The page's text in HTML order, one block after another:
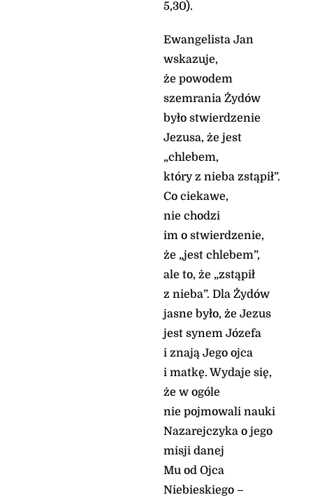
5,30).
Ewangelista Jan
wskazuje,
że powodem
szemrania Żydów
było stwierdzenie
Jezusa, że jest
„chlebem,
który z nieba zstąpił”.
Co ciekawe,
nie chodzi
im o stwierdzenie,
że „jest chlebem”,
ale to, że „zstąpił
z nieba”. Dla Żydów
jasne było, że Jezus
jest synem Józefa
i znają Jego ojca
i matkę. Wydaje się,
że w ogóle
nie pojmowali nauki
Nazarejczyka o jego
misji danej
Mu od Ojca
Niebieskiego –